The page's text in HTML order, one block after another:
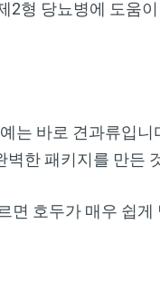
2형 당뇨병에 도움
는 바로 견과류입니
벽한 패키지를 만든
면 호두가 매우 쉽